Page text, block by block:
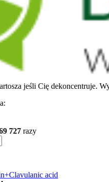
jeśli Cię dekoncentruje.
727 razy
acid